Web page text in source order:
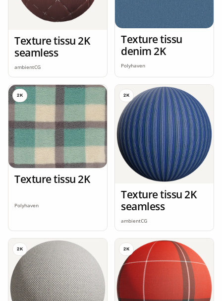
Texture tissu 2K
seamless
ambientCG
Texture tissu
denim 2K
Polyhaven
2K
Texture tissu 2K
Polyhaven
2K
Texture tissu 2K
seamless
ambientCG
2K 2K